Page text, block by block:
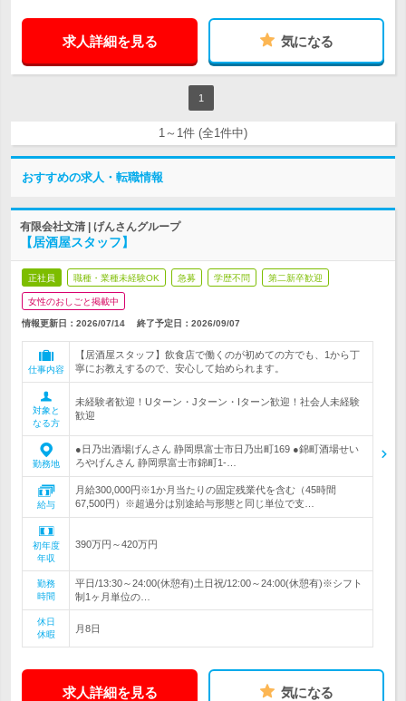
求人詳細を見る 気になる
1
1～1件 (全1件中)
おすすめの求人・転職情報
有限会社文清 | げんさんグループ
【居酒屋スタッフ】
正社員 職種・業種未経験OK 急募 学歴不問 第二新卒歓迎
女性のおしごと掲載中
情報更新日：2026/07/14 終了予定日： 2026/09/07
仕事内容
【居酒屋スタッフ】飲食店で働くのが初めての方でも、1から丁
寧にお教えするので、安心して始められます。
対象と
なる方
未経験者歓迎！Uターン・Jターン・Iターン歓迎！社会人未経験
歓迎
勤務地
●日乃出酒場げんさん 静岡県富士市日乃出町169 ●錦町酒場せい
ろやげんさん 静岡県富士市錦町1-…
給与
月給300,000円※1か月当たりの固定残業代を含む（45時間
67,500円）※超過分は別途給与形態と同じ単位で支…
初年度
年収
390万円～420万円
勤務
時間
平日/13:30～24:00(休憩有)土日祝/12:00～24:00(休憩有)※シフト
制1ヶ月単位の…
休日
休暇
月8日
求人詳細を見る 気になる